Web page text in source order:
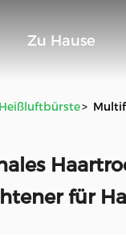
Zu Hause
Heißluftbürste>
für